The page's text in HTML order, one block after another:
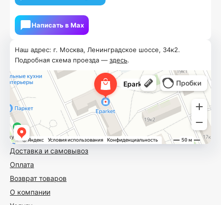
Доставка и самовывоз
Оплата
Возврат товаров
О компании
Наш адрес: г. Москва, Ленинградское шоссе, 34к2.
Подробная схема проезда — здесь.
Написать в Мах